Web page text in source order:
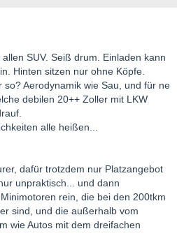
SUV. Seiß drum. Einladen kann
Hinten sitzen nur ohne Köpfe.
Aerodynamik wie Sau, und für ne
debilen 20++ Zoller mit LKW
alle heißen...
dafür trotzdem nur Platzangebot
unpraktisch... und dann
rein, die bei den 200tkm
sind, und die außerhalb vom
wie Autos mit dem dreifachen